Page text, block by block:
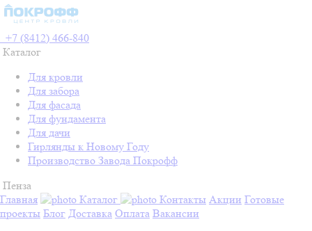
+7 (8412) 466-840
Каталог
Для кровли
Для забора
Для фасада
Для фундамента
Для дачи
Гирлянды к Новому Году
Производство Завода Покрофф
Пенза
Главная
Каталог Контакты Акции Готовые
проекты Блог Доставка Оплата Вакансии